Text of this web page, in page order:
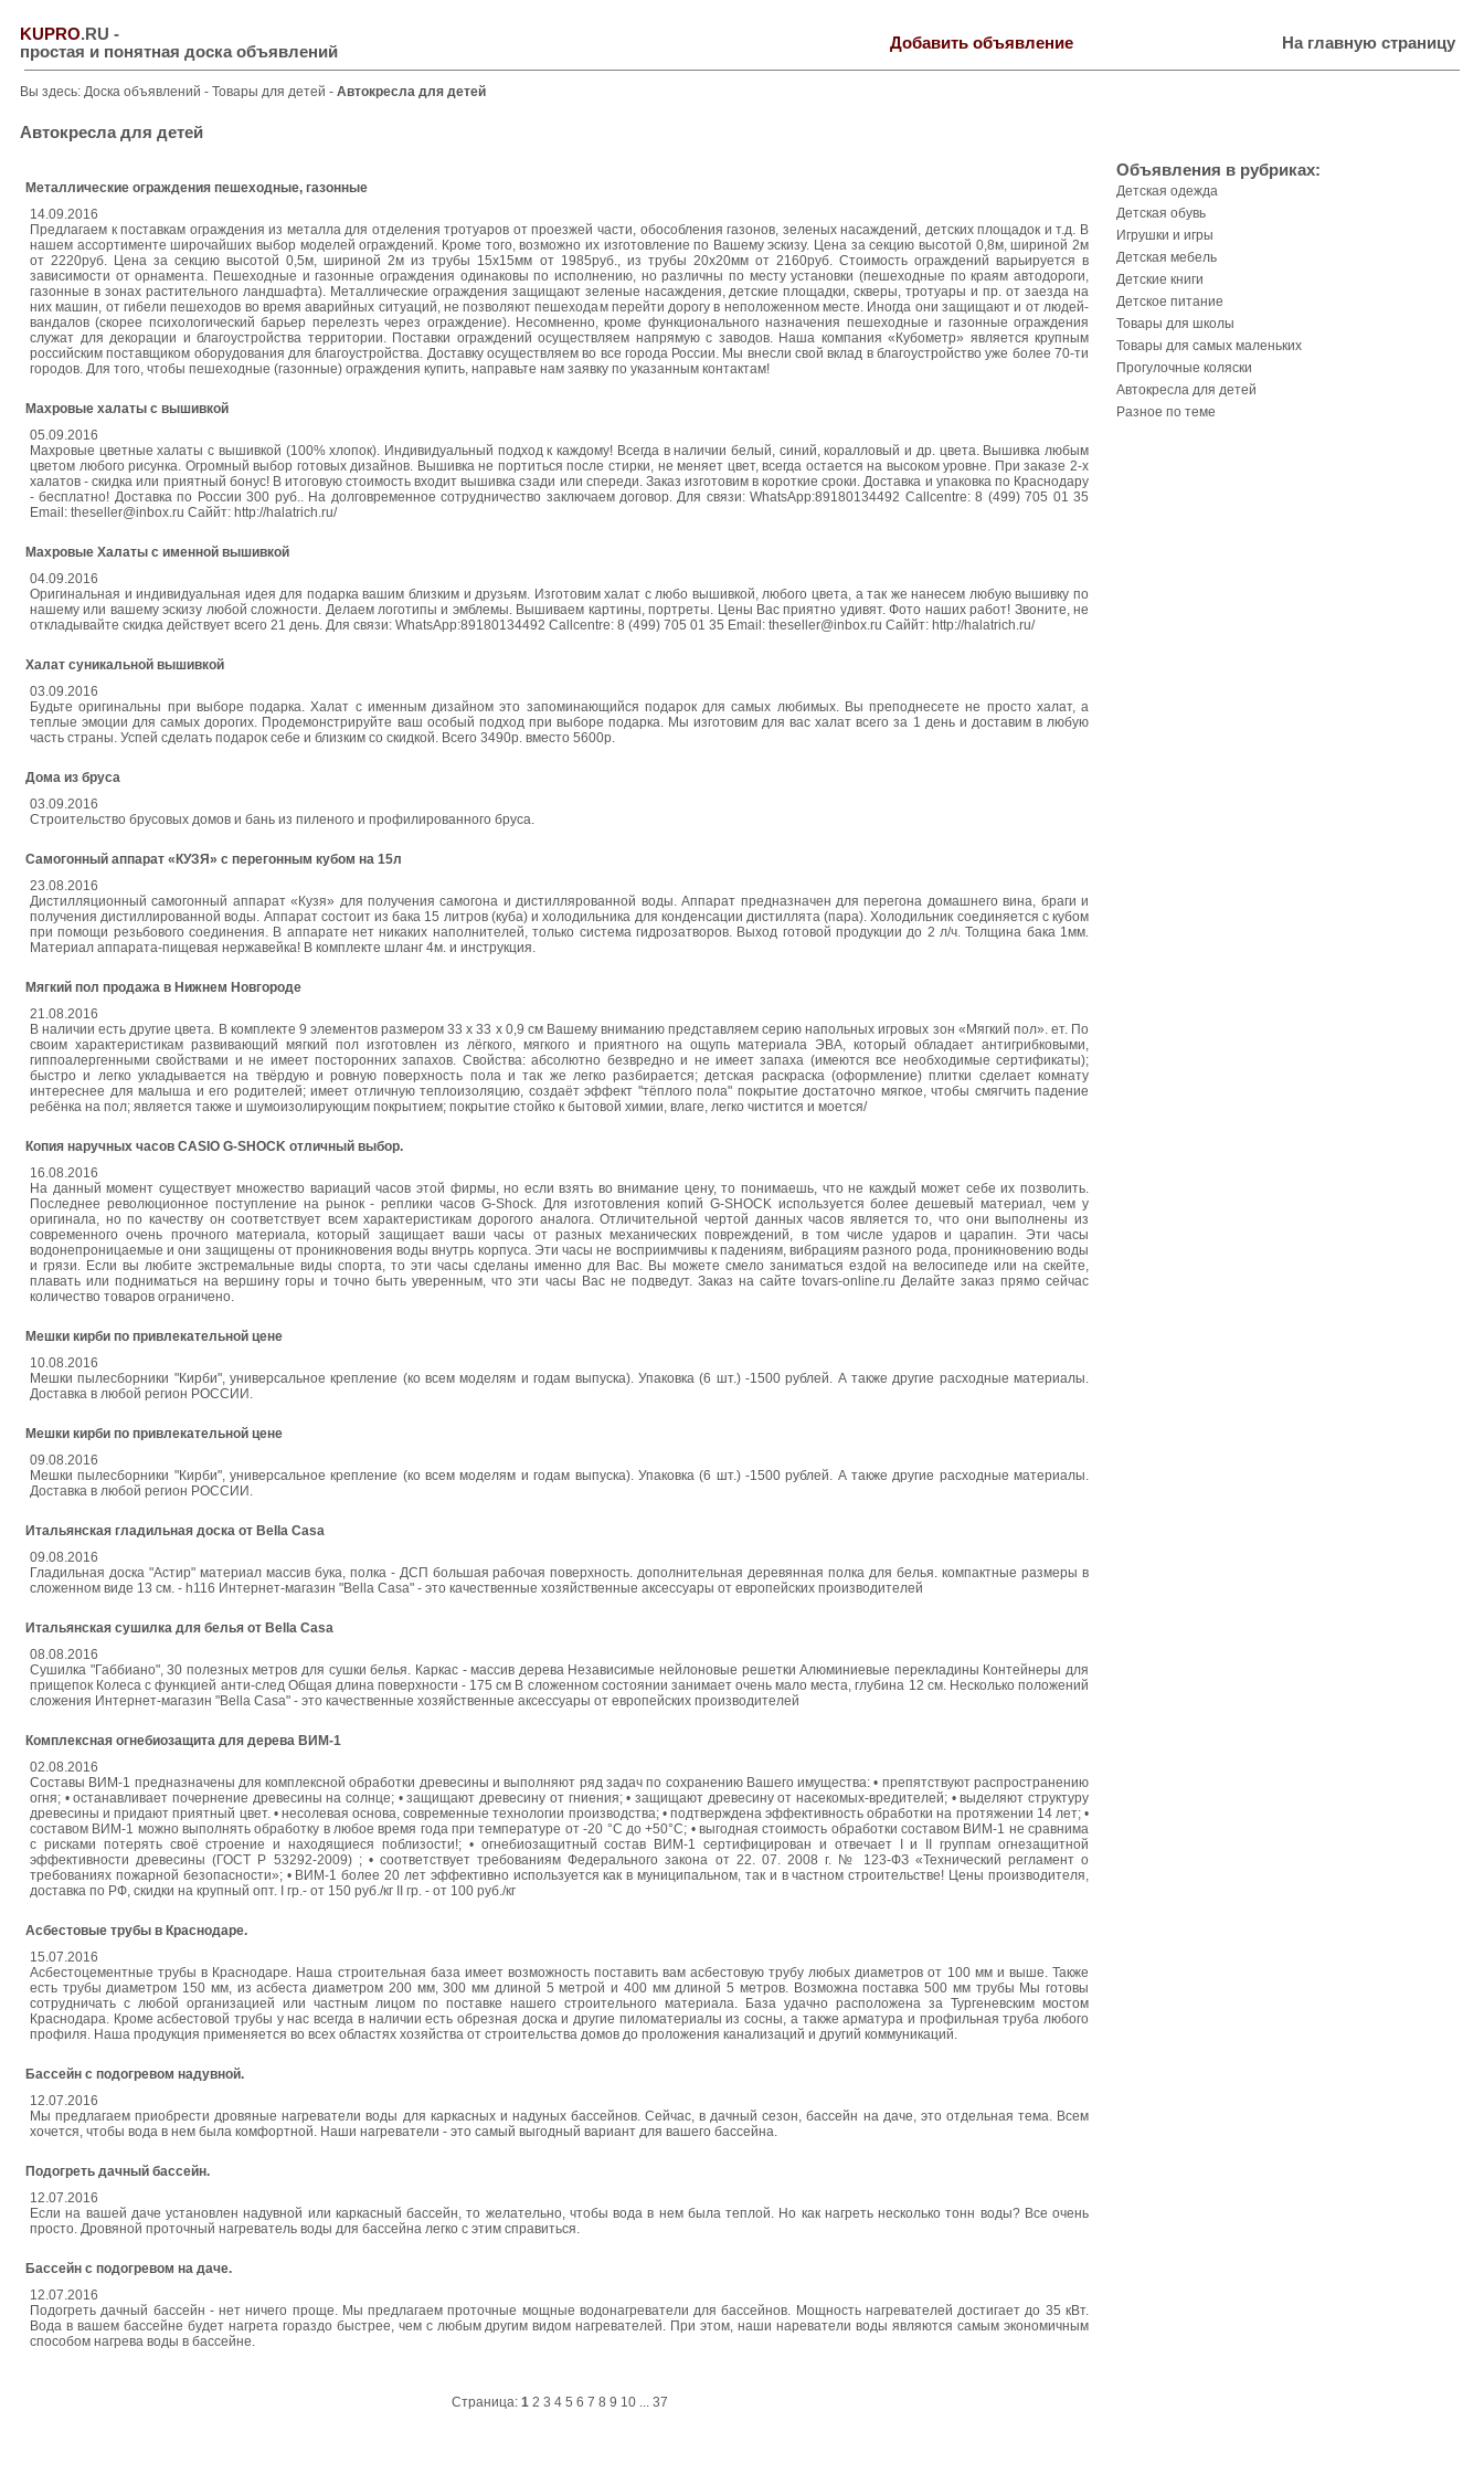
KUPRO.RU -
простая и понятная доска объявлений
Добавить объявление На главную страницу
Вы здесь: Доска объявлений - Товары для детей - Автокресла для детей
Автокресла для детей
Металлические ограждения пешеходные, газонные
14.09.2016
Предлагаем к поставкам ограждения из металла для отделения тротуаров от проезжей части, обособления газонов, зеленых насаждений, детских площадок и т.д. В
нашем ассортименте широчайших выбор моделей ограждений. Кроме того, возможно их изготовление по Вашему эскизу. Цена за секцию высотой 0,8м, шириной 2м
от 2220руб. Цена за секцию высотой 0,5м, шириной 2м из трубы 15х15мм от 1985руб., из трубы 20х20мм от 2160руб. Стоимость ограждений варьируется в
зависимости от орнамента. Пешеходные и газонные ограждения одинаковы по исполнению, но различны по месту установки (пешеходные по краям автодороги,
газонные в зонах растительного ландшафта). Металлические ограждения защищают зеленые насаждения, детские площадки, скверы, тротуары и пр. от заезда на
них машин, от гибели пешеходов во время аварийных ситуаций, не позволяют пешеходам перейти дорогу в неположенном месте. Иногда они защищают и от людей-
вандалов (скорее психологический барьер перелезть через ограждение). Несомненно, кроме функционального назначения пешеходные и газонные ограждения
служат для декорации и благоустройства территории. Поставки ограждений осуществляем напрямую с заводов. Наша компания «Кубометр» является крупным
российским поставщиком оборудования для благоустройства. Доставку осуществляем во все города России. Мы внесли свой вклад в благоустройство уже более 70-ти
городов. Для того, чтобы пешеходные (газонные) ограждения купить, направьте нам заявку по указанным контактам!
Махровые халаты с вышивкой
05.09.2016
Махровые цветные халаты с вышивкой (100% хлопок). Индивидуальный подход к каждому! Всегда в наличии белый, синий, коралловый и др. цвета. Вышивка любым
цветом любого рисунка. Огромный выбор готовых дизайнов. Вышивка не портиться после стирки, не меняет цвет, всегда остается на высоком уровне. При заказе 2-х
халатов - скидка или приятный бонус! В итоговую стоимость входит вышивка сзади или спереди. Заказ изготовим в короткие сроки. Доставка и упаковка по Краснодару
- бесплатно! Доставка по России 300 руб.. На долговременное сотрудничество заключаем договор. Для связи: WhatsApp:89180134492 Callcentre: 8 (499) 705 01 35
Email: theseller@inbox.ru Саййт: http://halatrich.ru/
Махровые Халаты с именной вышивкой
04.09.2016
Оригинальная и индивидуальная идея для подарка вашим близким и друзьям. Изготовим халат с любо вышивкой, любого цвета, а так же нанесем любую вышивку по
нашему или вашему эскизу любой сложности. Делаем логотипы и эмблемы. Вышиваем картины, портреты. Цены Вас приятно удивят. Фото наших работ! Звоните, не
откладывайте скидка действует всего 21 день. Для связи: WhatsApp:89180134492 Callcentre: 8 (499) 705 01 35 Email: theseller@inbox.ru Саййт: http://halatrich.ru/
Халат суникальной вышивкой
03.09.2016
Будьте оригинальны при выборе подарка. Халат с именным дизайном это запоминающийся подарок для самых любимых. Вы преподнесете не просто халат, а
теплые эмоции для самых дорогих. Продемонстрируйте ваш особый подход при выборе подарка. Мы изготовим для вас халат всего за 1 день и доставим в любую
часть страны. Успей сделать подарок себе и близким со скидкой. Всего 3490р. вместо 5600р.
Дома из бруса
03.09.2016
Строительство брусовых домов и бань из пиленого и профилированного бруса.
Самогонный аппарат «КУЗЯ» с перегонным кубом на 15л
23.08.2016
Дистилляционный самогонный аппарат «Кузя» для получения самогона и дистиллярованной воды. Аппарат предназначен для перегона домашнего вина, браги и
получения дистиллированной воды. Аппарат состоит из бака 15 литров (куба) и холодильника для конденсации дистиллята (пара). Холодильник соединяется с кубом
при помощи резьбового соединения. В аппарате нет никаких наполнителей, только система гидрозатворов. Выход готовой продукции до 2 л/ч. Толщина бака 1мм.
Материал аппарата-пищевая нержавейка! В комплекте шланг 4м. и инструкция.
Мягкий пол продажа в Нижнем Новгороде
21.08.2016
В наличии есть другие цвета. В комплекте 9 элементов размером 33 х 33 х 0,9 см Вашему вниманию представляем серию напольных игровых зон «Мягкий пол». ет. По
своим характеристикам развивающий мягкий пол изготовлен из лёгкого, мягкого и приятного на ощупь материала ЭВА, который обладает антигрибковыми,
гиппоалергенными свойствами и не имеет посторонних запахов. Свойства: абсолютно безвредно и не имеет запаха (имеются все необходимые сертификаты);
быстро и легко укладывается на твёрдую и ровную поверхность пола и так же легко разбирается; детская раскраска (оформление) плитки сделает комнату
интереснее для малыша и его родителей; имеет отличную теплоизоляцию, создаёт эффект "тёплого пола" покрытие достаточно мягкое, чтобы смягчить падение
ребёнка на пол; является также и шумоизолирующим покрытием; покрытие стойко к бытовой химии, влаге, легко чистится и моется/
Копия наручных часов CASIO G-SHOCK отличный выбор.
16.08.2016
На данный момент существует множество вариаций часов этой фирмы, но если взять во внимание цену, то понимаешь, что не каждый может себе их позволить.
Последнее революционное поступление на рынок - реплики часов G-Shock. Для изготовления копий G-SHOCK используется более дешевый материал, чем у
оригинала, но по качеству он соответствует всем характеристикам дорогого аналога. Отличительной чертой данных часов является то, что они выполнены из
современного очень прочного материала, который защищает ваши часы от разных механических повреждений, в том числе ударов и царапин. Эти часы
водонепроницаемые и они защищены от проникновения воды внутрь корпуса. Эти часы не восприимчивы к падениям, вибрациям разного рода, проникновению воды
и грязи. Если вы любите экстремальные виды спорта, то эти часы сделаны именно для Вас. Вы можете смело заниматься ездой на велосипеде или на скейте,
плавать или подниматься на вершину горы и точно быть уверенным, что эти часы Вас не подведут. Заказ на сайте tovars-online.ru Делайте заказ прямо сейчас
количество товаров ограничено.
Мешки кирби по привлекательной цене
10.08.2016
Мешки пылесборники "Кирби", универсальное крепление (ко всем моделям и годам выпуска). Упаковка (6 шт.) -1500 рублей. А также другие расходные материалы.
Доставка в любой регион РОССИИ.
Мешки кирби по привлекательной цене
09.08.2016
Мешки пылесборники "Кирби", универсальное крепление (ко всем моделям и годам выпуска). Упаковка (6 шт.) -1500 рублей. А также другие расходные материалы.
Доставка в любой регион РОССИИ.
Итальянская гладильная доска от Bella Casa
09.08.2016
Гладильная доска "Астир" материал массив бука, полка - ДСП большая рабочая поверхность. дополнительная деревянная полка для белья. компактные размеры в
сложенном виде 13 см. - h116 Интернет-магазин "Bella Casa" - это качественные хозяйственные аксессуары от европейских производителей
Итальянская сушилка для белья от Bella Casa
08.08.2016
Сушилка "Габбиано", 30 полезных метров для сушки белья. Каркас - массив дерева Независимые нейлоновые решетки Алюминиевые перекладины Контейнеры для
прищепок Колеса с функцией анти-след Общая длина поверхности - 175 cм В сложенном состоянии занимает очень мало места, глубина 12 см. Несколько положений
сложения Интернет-магазин "Bella Casa" - это качественные хозяйственные аксессуары от европейских производителей
Комплексная огнебиозащита для дерева ВИМ-1
02.08.2016
Составы ВИМ-1 предназначены для комплексной обработки древесины и выполняют ряд задач по сохранению Вашего имущества: • препятствуют распространению
огня; • останавливает почернение древесины на солнце; • защищают древесину от гниения; • защищают древесину от насекомых-вредителей; • выделяют структуру
древесины и придают приятный цвет. • несолевая основа, современные технологии производства; • подтверждена эффективность обработки на протяжении 14 лет; •
составом ВИМ-1 можно выполнять обработку в любое время года при температуре от -20 °С до +50°С; • выгодная стоимость обработки составом ВИМ-1 не сравнима
с рисками потерять своё строение и находящиеся поблизости!; • огнебиозащитный состав ВИМ-1 сертифицирован и отвечает I и II группам огнезащитной
эффективности древесины (ГОСТ Р 53292-2009) ; • соответствует требованиям Федерального закона от 22. 07. 2008 г. № 123-ФЗ «Технический регламент о
требованиях пожарной безопасности»; • ВИМ-1 более 20 лет эффективно используется как в муниципальном, так и в частном строительстве! Цены производителя,
доставка по РФ, скидки на крупный опт. I гр.- от 150 руб./кг II гр. - от 100 руб./кг
Асбестовые трубы в Краснодаре.
15.07.2016
Асбестоцементные трубы в Краснодаре. Наша строительная база имеет возможность поставить вам асбестовую трубу любых диаметров от 100 мм и выше. Также
есть трубы диаметром 150 мм, из асбеста диаметром 200 мм, 300 мм длиной 5 метрой и 400 мм длиной 5 метров. Возможна поставка 500 мм трубы Мы готовы
сотрудничать с любой организацией или частным лицом по поставке нашего строительного материала. База удачно расположена за Тургеневским мостом
Краснодара. Кроме асбестовой трубы у нас всегда в наличии есть обрезная доска и другие пиломатериалы из сосны, а также арматура и профильная труба любого
профиля. Наша продукция применяется во всех областях хозяйства от строительства домов до проложения канализаций и другий коммуникаций.
Бассейн с подогревом надувной.
12.07.2016
Мы предлагаем приобрести дровяные нагреватели воды для каркасных и надуных бассейнов. Сейчас, в дачный сезон, бассейн на даче, это отдельная тема. Всем
хочется, чтобы вода в нем была комфортной. Наши нагреватели - это самый выгодный вариант для вашего бассейна.
Подогреть дачный бассейн.
12.07.2016
Если на вашей даче установлен надувной или каркасный бассейн, то желательно, чтобы вода в нем была теплой. Но как нагреть несколько тонн воды? Все очень
просто. Дровяной проточный нагреватель воды для бассейна легко с этим справиться.
Бассейн с подогревом на даче.
12.07.2016
Подогреть дачный бассейн - нет ничего проще. Мы предлагаем проточные мощные водонагреватели для бассейнов. Мощность нагревателей достигает до 35 кВт.
Вода в вашем бассейне будет нагрета гораздо быстрее, чем с любым другим видом нагревателей. При этом, наши нареватели воды являются самым экономичным
способом нагрева воды в бассейне.
Страница: 1 2 3 4 5 6 7 8 9 10... 37
Объявления в рубриках:
Детская одежда
Детская обувь
Игрушки и игры
Детская мебель
Детские книги
Детское питание
Товары для школы
Товары для самых маленьких
Прогулочные коляски
Автокресла для детей
Разное по теме